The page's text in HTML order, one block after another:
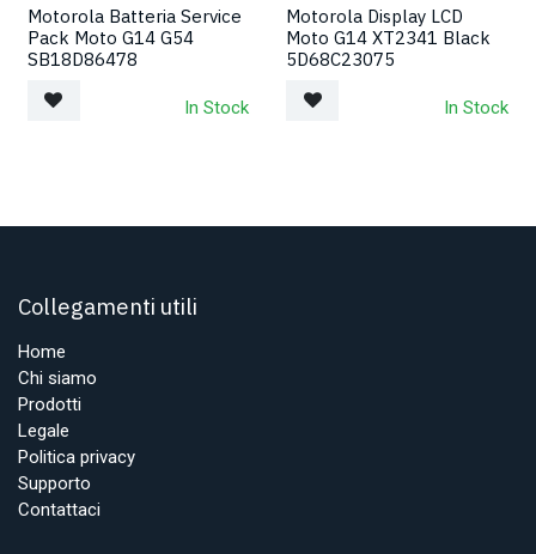
Motorola Batteria Service
Pack Moto G14 G54
SB18D86478
In Stock
Motorola Display LCD
Moto G14 XT2341 Black
5D68C23075
In Stock
Collegamenti utili
Home
Chi siamo
Prodotti
Legale
Politica privacy
Supporto
Contattaci